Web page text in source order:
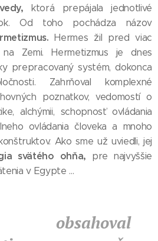
ktorá prepájala jednotlivé
Od toho pochádza názov
Hermes žil pred viac
Zemi. Hermetizmus je dnes
prepracovaný systém, dokonca
Zahrňoval komplexné
poznatkov, vedomostí o
alchýmii, schopnosť ovládania
ovládania človeka a mnoho
Ako sme už uviedli, jej
svätého ohňa, pre najvyššie
v Egypte ...